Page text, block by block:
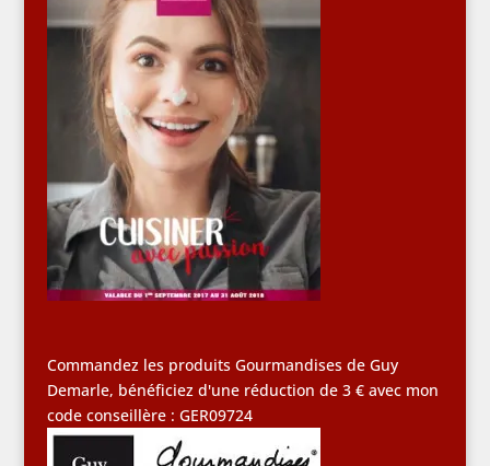
Commandez les produits Gourmandises de Guy
Demarle, bénéficiez d'une réduction de 3 € avec mon
code conseillère : GER09724